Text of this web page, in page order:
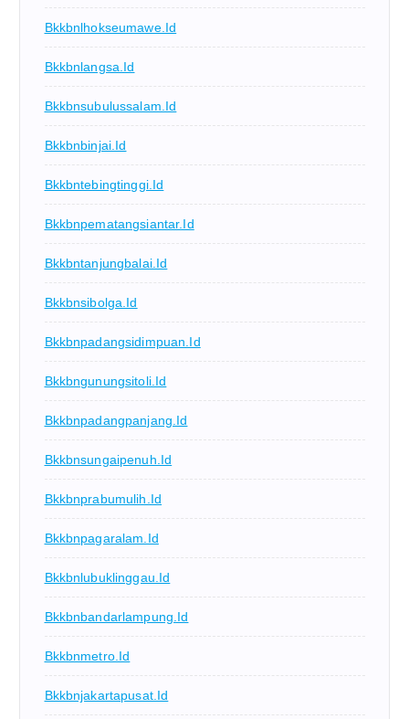
Bkkbnlhokseumawe.id
Bkkbnlangsa.id
Bkkbnsubulussalam.id
Bkkbnbinjai.id
Bkkbntebingtinggi.id
Bkkbnpematangsiantar.id
Bkkbntanjungbalai.id
Bkkbnsibolga.id
Bkkbnpadangsidimpuan.id
Bkkbngunungsitoli.id
Bkkbnpadangpanjang.id
Bkkbnsungaipenuh.id
Bkkbnprabumulih.id
Bkkbnpagaralam.id
Bkkbnlubuklinggau.id
Bkkbnbandarlampung.id
Bkkbnmetro.id
Bkkbnjakartapusat.id